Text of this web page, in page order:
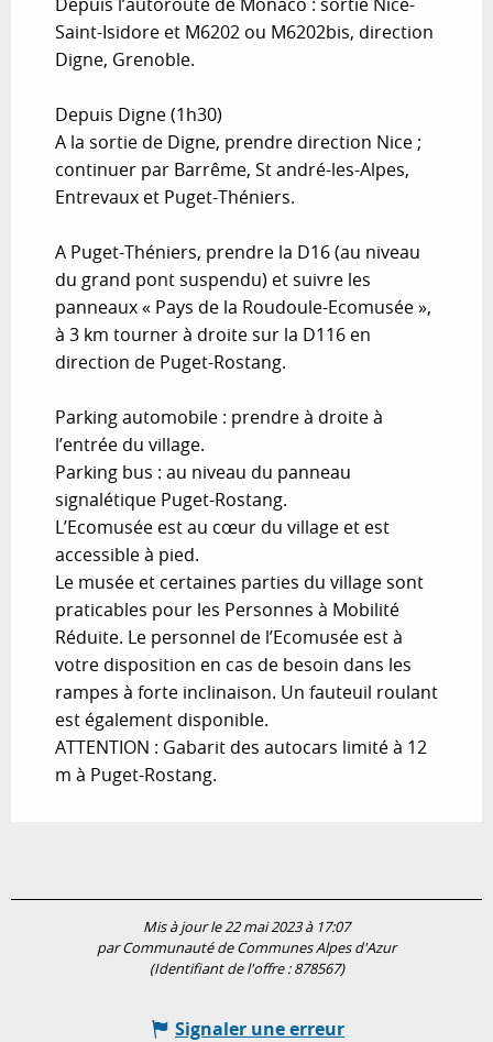
Saint-Isidore et M6202 ou M6202bis, direction
Digne, Grenoble.
Depuis Digne (1h30)
A la sortie de Digne, prendre direction Nice ;
continuer par Barrême, St andré-les-Alpes,
Entrevaux et Puget-Théniers.
A Puget-Théniers, prendre la D16 (au niveau
du grand pont suspendu) et suivre les
panneaux « Pays de la Roudoule-Ecomusée »,
à 3 km tourner à droite sur la D116 en
direction de Puget-Rostang.
Parking automobile : prendre à droite à
l’entrée du village.
Parking bus : au niveau du panneau
signalétique Puget-Rostang.
L’Ecomusée est au cœur du village et est
accessible à pied.
Le musée et certaines parties du village sont
praticables pour les Personnes à Mobilité
Réduite. Le personnel de l’Ecomusée est à
votre disposition en cas de besoin dans les
rampes à forte inclinaison. Un fauteuil roulant
est également disponible.
ATTENTION : Gabarit des autocars limité à 12
m à Puget-Rostang.
Mis à jour le 22 mai 2023 à 17:07
par Communauté de Communes Alpes d'Azur
(Identifiant de l'offre :878567)
Signaler une erreur